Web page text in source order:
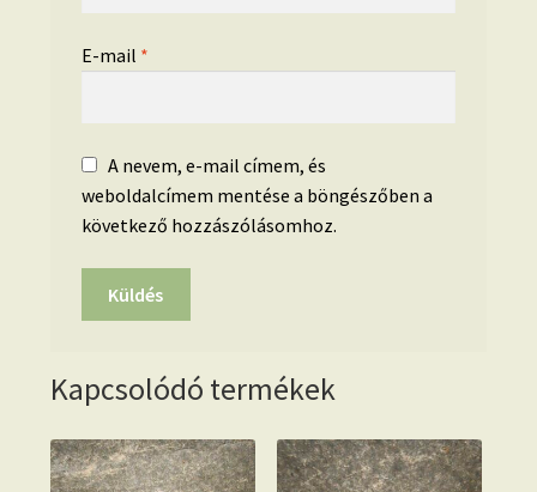
E-mail *
A nevem, e-mail címem, és
weboldalcímem mentése a böngészőben a
következő hozzászólásomhoz.
Kapcsolódó termékek